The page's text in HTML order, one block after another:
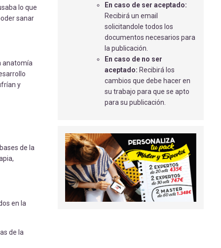
lo que
sanar
anatomía
y
de la
en la
de la
Martínez Pizarro, S- 17/03/2020
INTERVENCIONES ENFERMERAS
MEDIANTE EL USO DEL MODELO
PLISSIT EN PACIENTES OSTOMIZADOS
LOZANO SÁNCHEZ, S - 01/09/2018
CÁNCER DE PRÓSTATA LOCALIZADO
DE BAJO RIESGO. TRATAMIENTO DE
BRAQUITERAPIA. TOXICIDAD Y
REVISIÓN BIBLIOGRÁFICA -
PREVENCIÓN DEL ESTRÉS LABORAL EN
PROFESIONALES SANITARIOS TRAS LA
PANDEMIA DE COVID-19
Sánchez Rodríguez, N- 04/03/2026
En caso de ser aceptado:
Recibirá un email
solicitandole todos los
documentos necesarios para
la publicación.
En caso de no ser
aceptado: Recibirá los
cambios que debe hacer en
su trabajo para que se apto
para su publicación.